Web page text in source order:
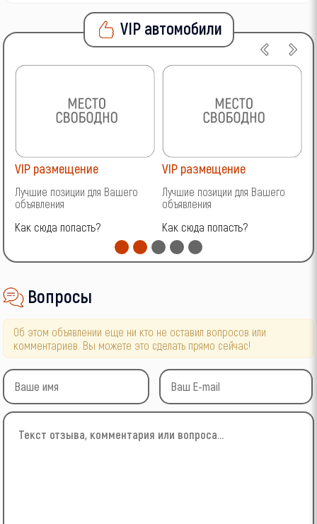
VIP автомобили
VIP размещение
Лучшие позиции для Вашего
объявления
Как сюда попасть?
VIP размещение
Лучшие позиции для Вашего
объявления
Как сюда попасть?
Вопросы
Об этом объявлении еще ни кто не оставил вопросов или
комментариев. Вы можете это сделать прямо сейчас!